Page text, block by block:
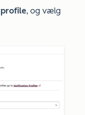
, og vælg